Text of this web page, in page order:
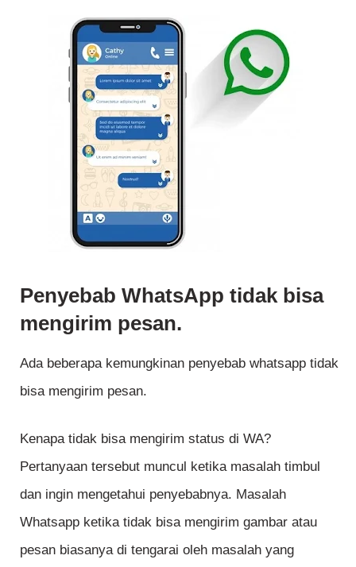
Penyebab WhatsApp tidak bisa
mengirim pesan.
Ada beberapa kemungkinan penyebab whatsapp tidak
bisa mengirim pesan.
Kenapa tidak bisa mengirim status di WA?
Pertanyaan tersebut muncul ketika masalah timbul
dan ingin mengetahui penyebabnya. Masalah
Whatsapp ketika tidak bisa mengirim gambar atau
pesan biasanya di tengarai oleh masalah yang